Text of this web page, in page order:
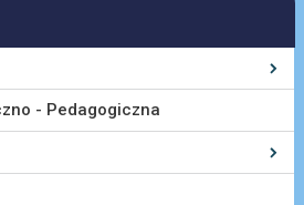
- Pedagogiczna